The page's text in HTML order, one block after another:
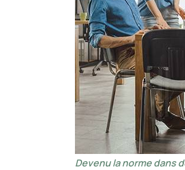
Devenu la norme dans